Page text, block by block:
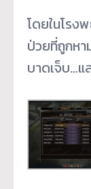
โดยในโรง
ป่วยที่ถูกหา
บาดเจ็บ…แ